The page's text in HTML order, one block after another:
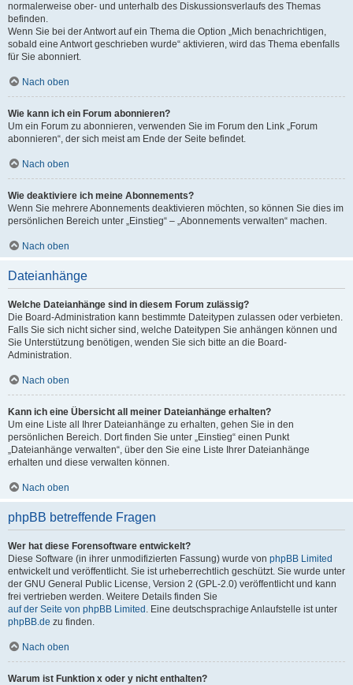
normalerweise ober- und unterhalb des Diskussionsverlaufs des Themas
befinden.
Wenn Sie bei der Antwort auf ein Thema die Option „Mich benachrichtigen,
sobald eine Antwort geschrieben wurde“ aktivieren, wird das Thema ebenfalls
für Sie abonniert.
Nach oben
Wie kann ich ein Forum abonnieren?
Um ein Forum zu abonnieren, verwenden Sie im Forum den Link „Forum
abonnieren“, der sich meist am Ende der Seite befindet.
Nach oben
Wie deaktiviere ich meine Abonnements?
Wenn Sie mehrere Abonnements deaktivieren möchten, so können Sie dies im
persönlichen Bereich unter „Einstieg“ – „Abonnements verwalten“ machen.
Nach oben
Dateianhänge
Welche Dateianhänge sind in diesem Forum zulässig?
Die Board-Administration kann bestimmte Dateitypen zulassen oder verbieten.
Falls Sie sich nicht sicher sind, welche Dateitypen Sie anhängen können und
Sie Unterstützung benötigen, wenden Sie sich bitte an die Board-
Administration.
Nach oben
Kann ich eine Übersicht all meiner Dateianhänge erhalten?
Um eine Liste all Ihrer Dateianhänge zu erhalten, gehen Sie in den
persönlichen Bereich. Dort finden Sie unter „Einstieg“ einen Punkt
„Dateianhänge verwalten“, über den Sie eine Liste Ihrer Dateianhänge
erhalten und diese verwalten können.
Nach oben
phpBB betreffende Fragen
Wer hat diese Forensoftware entwickelt?
Diese Software (in ihrer unmodifizierten Fassung) wurde von phpBB Limited
entwickelt und veröffentlicht. Sie ist urheberrechtlich geschützt. Sie wurde unter
der GNU General Public License, Version 2 (GPL-2.0) veröffentlicht und kann
frei vertrieben werden. Weitere Details finden Sie
auf der Seite von phpBB Limited . Eine deutschsprachige Anlaufstelle ist unter
phpBB.de zu finden.
Nach oben
Warum ist Funktion x oder y nicht enthalten?